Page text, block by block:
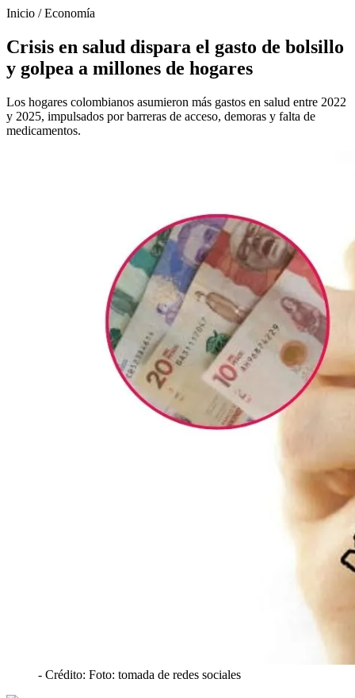
Inicio /Economía
Crisis en salud dispara el gasto de bolsillo
y golpea a millones de hogares
Los hogares colombianos asumieron más gastos en salud entre 2022
y 2025, impulsados por barreras de acceso, demoras y falta de
medicamentos.
- Crédito: Foto: tomada de redes sociales